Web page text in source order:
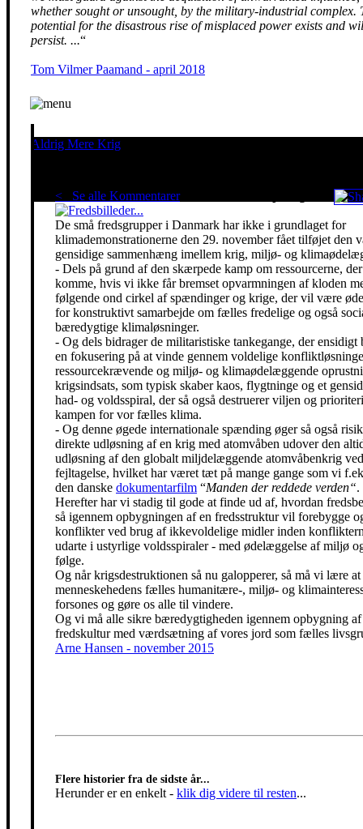
whether sought or unsought, by the military-industrial complex.
potential for the disastrous rise of misplaced power exists and
persist. ...“
Tom Vilmer Paamand - april 2018
Aldrig Mere Krig
< Se alle KommentarerRed klimaet - stop krigen!
De små fredsgrupper i Danmark har ikke i grundlaget for
klimademonstrationerne den 29. november fået tilføjet den
gensidige sammenhæng imellem krig, miljø- og
- Dels på grund af den skærpede kamp om ressourcerne,
komme, hvis vi ikke får bremset opvarmningen af kloden
følgende ond cirkel af spændinger og krige, der vil være
for konstruktivt samarbejde om fælles fredelige og også
bæredygtige klimaløsninger.
- Og dels bidrager de militaristiske tankegange, der ensidigt
en fokusering på at vinde gennem voldelige
ressourcekrævende og miljø- og klimaødelæggende
krigsindsats, som typisk skaber kaos, flygtninge og et
had- og voldsspiral, der så også destruerer viljen og
kampen for vor fælles klima.
- Og denne øgede internationale spænding øger så også
direkte udløsning af en krig med atomvåben udover den
udløsning af den globalt miljdelæggende atomvåbenkrig
fejltagelse, hvilket har været tæt på mange gange som vi
den danske dokumentarfilm “Manden der reddede verden“.
Herefter har vi stadig til gode at finde ud af, hvordan
så igennem opbygningen af en fredsstruktur vil forebygge
konflikter ved brug af ikkevoldelige midler inden
udarte i ustyrlige voldsspiraler - med ødelæggelse af miljø
følge.
Og når krigsdestruktionen så nu galopperer, så må vi lære
menneskehedens fælles humanitære-, miljø- og
forsones og gøre os alle til vindere.
Og vi må alle sikre bæredygtigheden igennem opbygning af
fredskultur med værdsætning af vores jord som fælles
Arne Hansen - november 2015
Flere historier fra de sidste år...
Herunder er en enkelt - klik dig videre til resten...